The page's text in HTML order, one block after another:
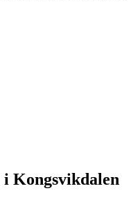
Kongsvikdalen